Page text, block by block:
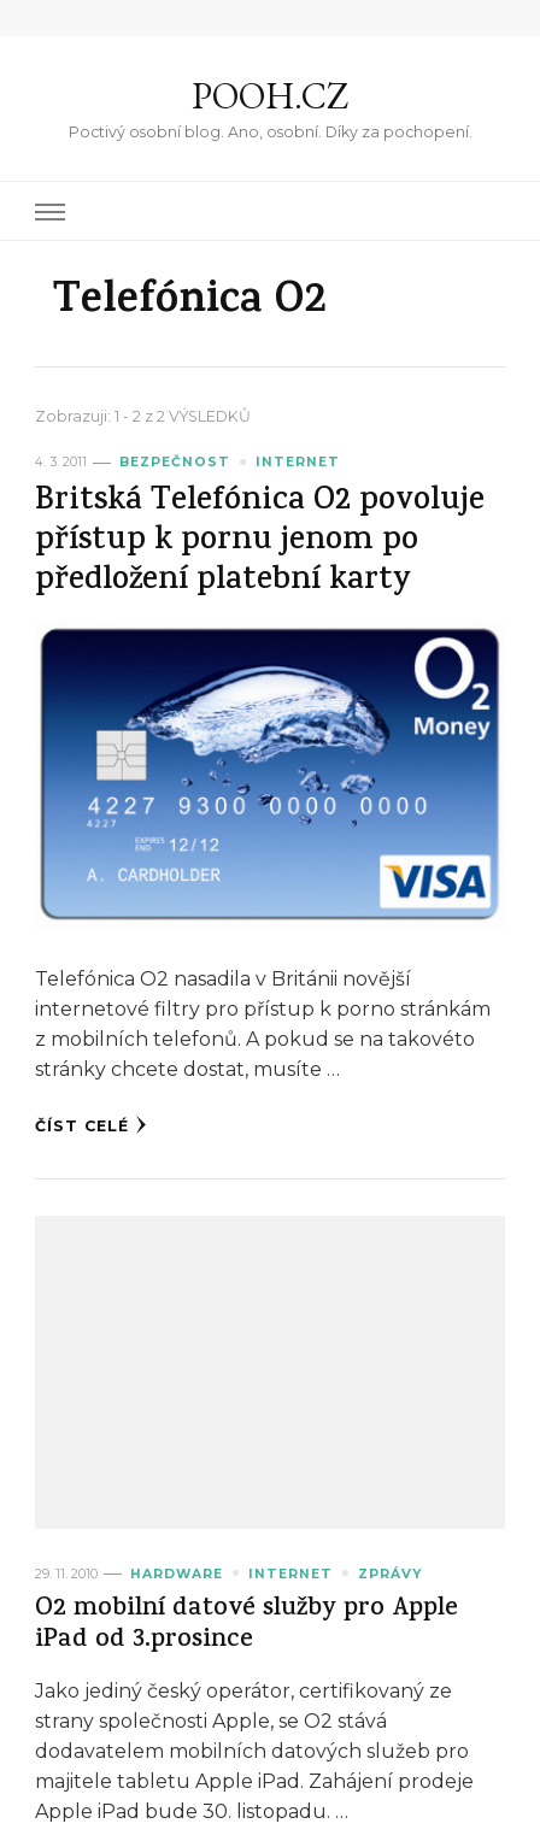
POOH.CZ
Poctivý osobní blog. Ano, osobní. Díky za pochopení.
Telefónica O2
Zobrazuji: 1 - 2 z 2 VÝSLEDKŮ
4. 3. 2011 BEZPEČNOST INTERNET
Britská Telefónica O2 povoluje
přístup k pornu jenom po
předložení platební karty
Telefónica O2 nasadila v Británii novější
internetové filtry pro přístup k porno stránkám
z mobilních telefonů. A pokud se na takovéto
stránky chcete dostat, musíte …
ČÍST CELÉ
29. 11. 2010 HARDWARE INTERNET ZPRÁVY
O2 mobilní datové služby pro Apple
iPad od 3.prosince
Jako jediný český operátor, certifikovaný ze
strany společnosti Apple, se O2 stává
dodavatelem mobilních datových služeb pro
majitele tabletu Apple iPad. Zahájení prodeje
Apple iPad bude 30. listopadu. …